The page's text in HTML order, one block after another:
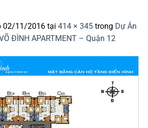
02/11/2016 tại 414 × 345 trong Dự Án
ĐÌNH APARTMENT – Quận 12